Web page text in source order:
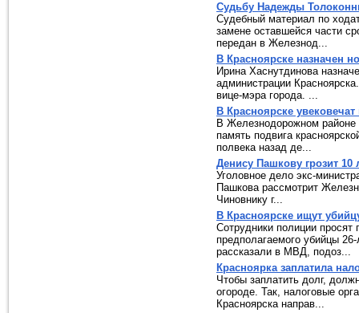
Судьбу Надежды
Судебный материал по
замене оставшейся части
передан в Железнод...
В Красноярске назначен
Ирина Хаснутдинова
администрации
вице-мэра города. ...
В Красноярске
В Железнодорожном районе
память подвига
полвека назад де...
Денису Пашкову грозит
Уголовное дело экс-
Пашкова рассмотрит
Чиновнику г...
В Красноярске ищут
Сотрудники полиции
предполагаемого убийцы
рассказали в МВД, подоз...
Красноярка заплатила
Чтобы заплатить долг,
огороде. Так, налоговые
Красноярска направ...